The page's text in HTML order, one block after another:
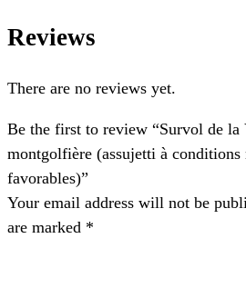
Reviews
There are no reviews yet.
Be the first to review “Survol de la
montgolfière (assujetti à conditions
favorables)”
Your email address will not be
are marked *